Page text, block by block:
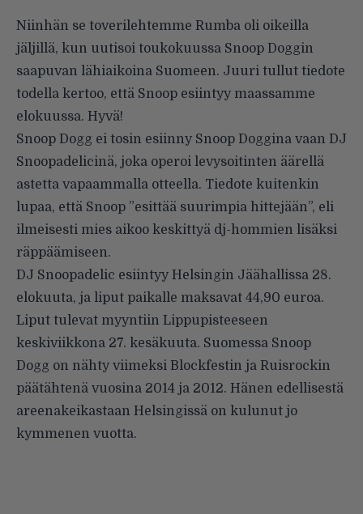
Niinhän se toverilehtemme Rumba oli oikeilla
jäljillä, kun uutisoi toukokuussa Snoop Doggin
saapuvan lähiaikoina Suomeen. Juuri tullut tiedote
todella kertoo, että Snoop esiintyy maassamme
elokuussa. Hyvä!
Snoop Dogg ei tosin esiinny Snoop Doggina vaan DJ
Snoopadelicinä, joka operoi levysoitinten äärellä
astetta vapaammalla otteella. Tiedote kuitenkin
lupaa, että Snoop ”esittää suurimpia hittejään”, eli
ilmeisesti mies aikoo keskittyä dj-hommien lisäksi
räppäämiseen.
DJ Snoopadelic esiintyy Helsingin Jäähallissa 28.
elokuuta, ja liput paikalle maksavat 44,90 euroa.
Liput tulevat myyntiin Lippupisteeseen
keskiviikkona 27. kesäkuuta. Suomessa Snoop
Dogg on nähty viimeksi Blockfestin ja Ruisrockin
päätähtenä vuosina 2014 ja 2012. Hänen edellisestä
areenakeikastaan Helsingissä on kulunut jo
kymmenen vuotta.